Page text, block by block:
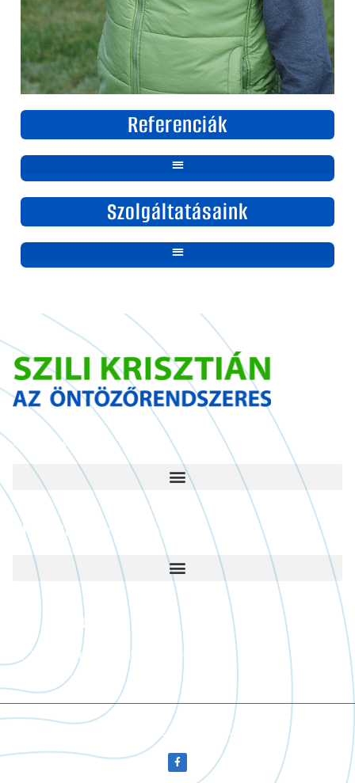
Referenciák
Szolgáltatásaink
Információ
Működési területünk
Kapcsolat
krisztian@esomester.hu
Copyright © 2023 Szili Krisztián